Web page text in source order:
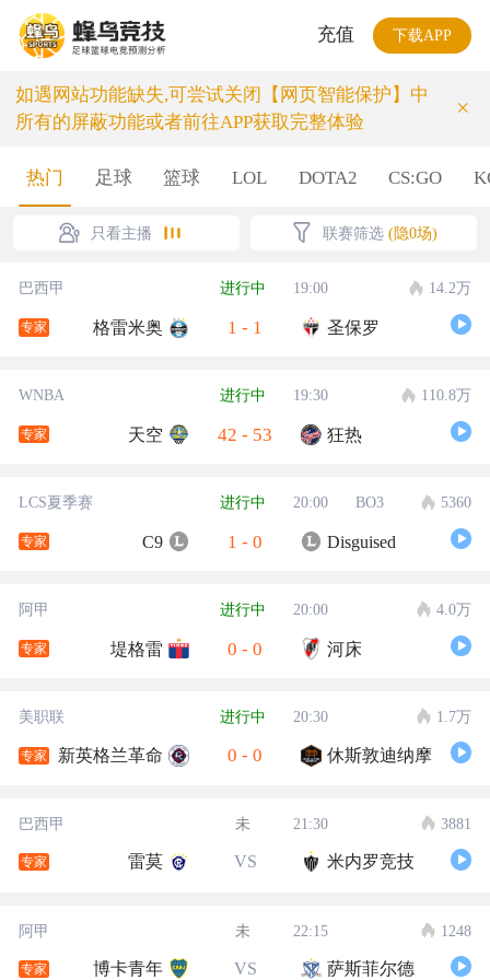
充值 下载APP
如遇网站功能缺失,可尝试关闭【网页智能保护】中
所有的屏蔽功能或者前往APP获取完整体验
×
热门 足球 篮球 LOL DOTA2 CS:GO
只看主播 联赛筛选 (隐0场)
巴西甲 进行中 19:00 14.2万
专家 格雷米奥 1 - 1 圣保罗
WNBA 进行中 19:30 110.8万
专家 天空 42 - 53 狂热
LCS夏季赛 进行中 20:00 BO3 5360
专家 C9 1 - 0 Disguised
阿甲 进行中 20:00 4.0万
专家 堤格雷 0 - 0 河床
美职联 进行中 20:30 1.7万
专家 新英格兰革命 0 - 0 休斯敦迪纳摩
巴西甲 未 21:30 3881
专家 雷莫 VS 米内罗竞技
阿甲 未 22:15 1248
专家 博卡青年 VS 萨斯菲尔德